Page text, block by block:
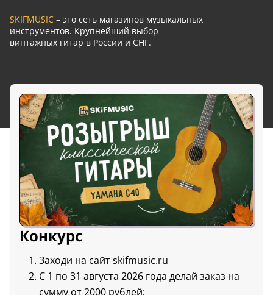
SKIFMUSIC – это сеть магазинов музыкальных
инструментов. Крупнейший выбор
винтажных гитар в России и СНГ.
Конкурс
Заходи на сайтskifmusic.ru
С 1 по 31 августа 2026 года делай заказ на
сумму от 2000 рублей;